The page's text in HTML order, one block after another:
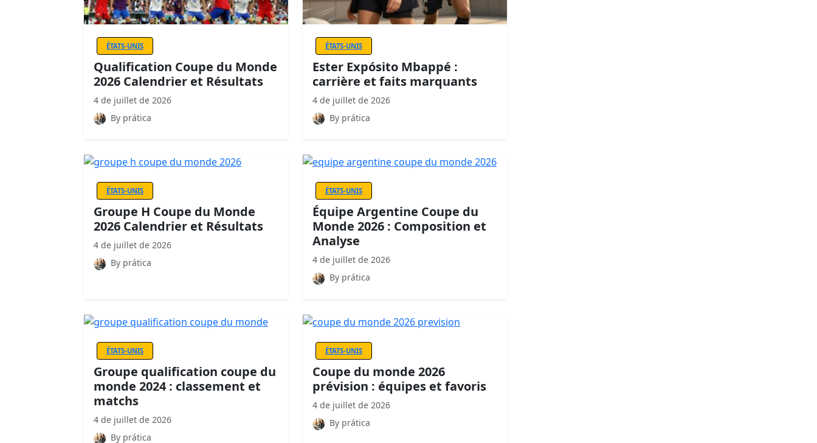
ÉTATS-UNIS
Qualification Coupe du Monde
2026 Calendrier et Résultats
4 de juillet de 2026
By prática
ÉTATS-UNIS
Ester Expósito Mbappé :
carrière et faits marquants
4 de juillet de 2026
By prática
ÉTATS-UNIS
Groupe H Coupe du Monde
2026 Calendrier et Résultats
4 de juillet de 2026
By prática
ÉTATS-UNIS
Équipe Argentine Coupe du
Monde 2026 : Composition et
Analyse
4 de juillet de 2026
By prática
ÉTATS-UNIS
Groupe qualification coupe du
monde 2024 : classement et
matchs
4 de juillet de 2026
By prática
ÉTATS-UNIS
Coupe du monde 2026
prévision : équipes et favoris
4 de juillet de 2026
By prática